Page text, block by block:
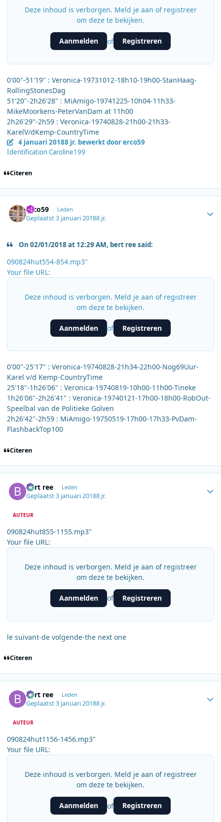
Deze inhoud is verborgen. Meld je aan of registreer
om deze te bekijken.
Aanmelden of Registreren
0'00"-51'19" : Veronica-19731012-18h10-19h00-StanHaag-
RollingStonesDag
51'20"-2h26'28" : MiAmigo-19741225-10h04-11h33-
MikeMoorkens-PeterVanDam at 11h00
2h26'29"-2h59 : Veronica-19740828-21h00-21h33-
KarelV/dKemp-CountryTime
4 januari 20188 jr. bewerkt door erco59
Identification Caroline199
Citeren
erco59 Leden
Geplaatst3 januari 20188 jr.
On 02/01/2018 at 12:29 AM, bert ree said:
090824hut554-854.mp3"
Your file URL:
Deze inhoud is verborgen. Meld je aan of registreer
om deze te bekijken.
Aanmelden of Registreren
0'00"-25'17" : Veronica-19740828-21h34-22h00-Nog69Uur-
Karel v/d Kemp-CountryTime
25'18"-1h26'06" : Veronica-19740819-10h00-11h00-Tineke
1h26'06"-2h26'41" : Veronica-19740121-17h00-18h00-RobOut-
Speelbal van de Politieke Golven
2h26'42"-2h59 : MiAmigo-19750519-17h00-17h33-PvDam-
FlashbackTop100
Citeren
bert ree Leden
Geplaatst3 januari 20188 jr.
AUTEUR
090824hut855-1155.mp3"
Your file URL:
Deze inhoud is verborgen. Meld je aan of registreer
om deze te bekijken.
Aanmelden of Registreren
le suivant-de volgende-the next one
Citeren
bert ree Leden
Geplaatst3 januari 20188 jr.
AUTEUR
090824hut1156-1456.mp3"
Your file URL:
Deze inhoud is verborgen. Meld je aan of registreer
om deze te bekijken.
Aanmelden of Registreren